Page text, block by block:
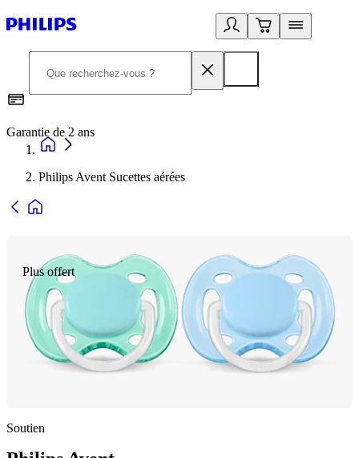
Garantie de 2 ans
Philips Avent Sucettes aérées
Plus offert
Soutien